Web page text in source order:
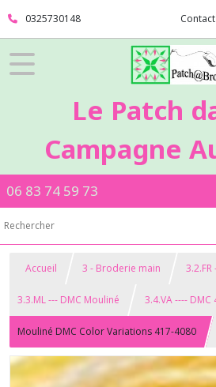
0325730148 Contact
Le Patch
Campagne
06 83 74 59 73
Accueil 3 - Broderie main
3.3.ML --- DMC Mouliné 3.4.VA ----
Mouliné DMC Color Variations 417-4080